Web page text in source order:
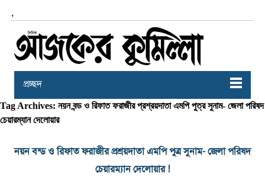
,
প্রচ্ছদ
Tag Archives: নয়ন বন্ড ও রিফাত ফরাজীর প্রশ্রয়দাতা এমপি পুত্র সুনাম- জেলা পরিষদ
চেয়ারম্যান দেলোয়ার
নয়ন বন্ড ও রিফাত ফরাজীর প্রশ্রয়দাতা এমপি পুত্র সুনাম- জেলা পরিষদ
চেয়ারম্যান দেলোয়ার !